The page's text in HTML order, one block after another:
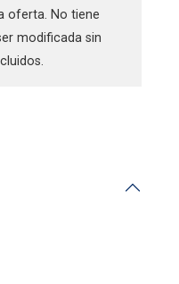
oferta. No tiene
modificada sin